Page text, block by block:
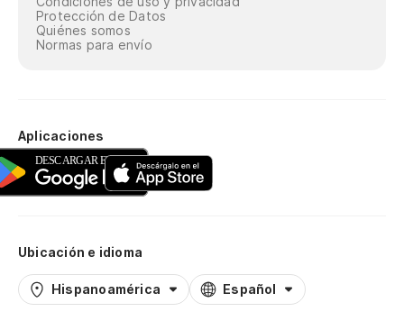
Protección de Datos
Quiénes somos
Normas para envío
Aplicaciones
Ubicación e idioma
Hispanoamérica Español